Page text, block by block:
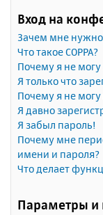
Вход на
Зачем мне нужно
Что такое COPPA?
Почему я не могу
Я только что
Почему я не могу
Я давно
Я забыл пароль!
Почему мне
имени и пароля?
Что делает
Параметры и